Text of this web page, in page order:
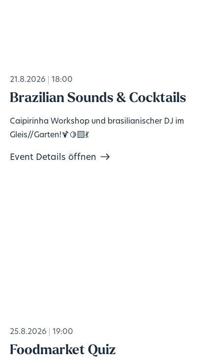
21.8.2026 18:00
Brazilian Sounds & Cocktails
Caipirinha Workshop und brasilianischer DJ im
Gleis//Garten!🍹🍋‍🟩💃
Event Details öffnen
25.8.2026 19:00
Foodmarket Quiz